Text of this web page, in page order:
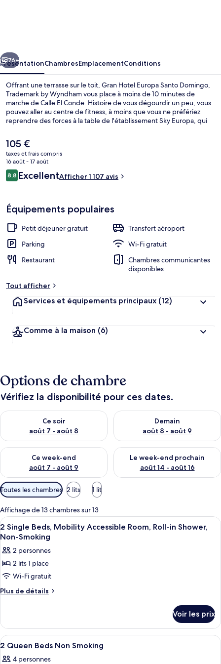
Domingo,
Trademark
by
Wyndham
Suivant
76+
PrésentationChambresEmplacementConditions
Offrant une terrasse sur le toit, Gran Hotel Europa Santo Domingo,
Trademark by Wyndham vous place à moins de 10 minutes de
marche de Calle El Conde. Histoire de vous dégourdir un peu, vous
pouvez aller au centre de fitness, à moins que vous ne préfériez
reprendre des forces à la table de l'établissement Sky Europa, qui
style colonial abrite en outre un bar / salon et un snack-bar/une
épicerie fine. Les autres voyageurs ne tarissent pas d'éloges en ce
qui concerne le personnel attentionné et l'emplacement.
Le
prix
actuel
est
de
105 €
taxes et frais compris
16 août - 17 août
Avis
voyageurs
8,88,8 sur 10
ExcellentAfficher 1 107 avis
Équipements populaires
Petit déjeuner gratuit
Transfert aéroport
Parking
Wi-Fi gratuit
Restaurant
Chambres communicantes
disponibles
Tout afficher
Services et équipements principaux (12)
Comme à la maison (6)
Options de chambre
Vérifiez la disponibilité pour ces dates.
Ce soir
août 7 - août 8
Vérifier la disponibilité pour ce soir août 7 - août 8
Demain
août 8 - août 9
Vérifier la disponibilité pour
Ce week-end
août 7 - août 9
Vérifier la disponibilité pour ce week-end août 7 - août 9
Le week-end prochain
août 14 - août 16
Vérifier la disponibilité pour
Filtres
disponibles
pour
les
chambres
Toutes les chambres 2 lits 1 lit
Affichage de 13 chambres sur 13
Afficher
toutes
les
photos
pour
ce
type
2
Single
Beds,
Mobility
Coffres-forts dans les chambres,
2
2 Single Beds, Mobility Accessible Room, Roll-in Shower,
Non-Smoking
2 personnes
2 lits 1 place
Wi-Fi gratuit
Plus de détails
Plus
le
type
de
2
Voir les prix
Afficher
toutes
Un espace d’accueil comprenant
1
2 Queen Beds Non Smoking
4 personnes